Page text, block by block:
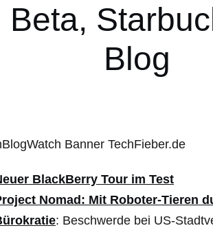
Blog
BlackBerry Tour im Test
Nomad: Mit Roboter-Tieren
: Beschwerde bei US-